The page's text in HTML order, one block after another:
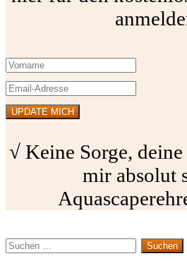
√ Keine Sorge,
mir absolut
Suchen